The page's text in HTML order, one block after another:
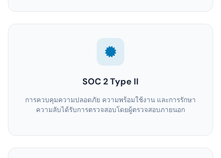
SOC 2 Type II
การควบคุมความปลอดภัย ความพร้อมใช้งาน และการรักษา
ความลับได้รับการตรวจสอบโดยผู้ตรวจสอบภายนอก